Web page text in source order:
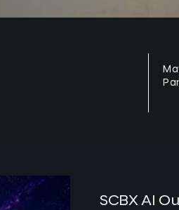
SCBX AI